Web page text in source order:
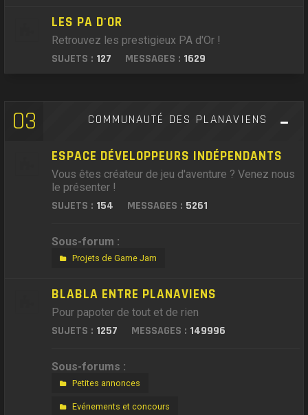
LES PA D'OR
Retrouvez les prestigieux PA d'Or !
SUJETS : 127 MESSAGES : 1629
03 COMMUNAUTÉ DES PLANAVIENS
ESPACE DÉVELOPPEURS INDÉPENDANTS
Vous êtes créateur de jeu d'aventure ? Venez nous
le présenter !
SUJETS : 154 MESSAGES : 5261
Sous-forum :
Projets de Game Jam
BLABLA ENTRE PLANAVIENS
Pour papoter de tout et de rien
SUJETS : 1257 MESSAGES : 149996
Sous-forums :
Petites annonces
Evénements et concours